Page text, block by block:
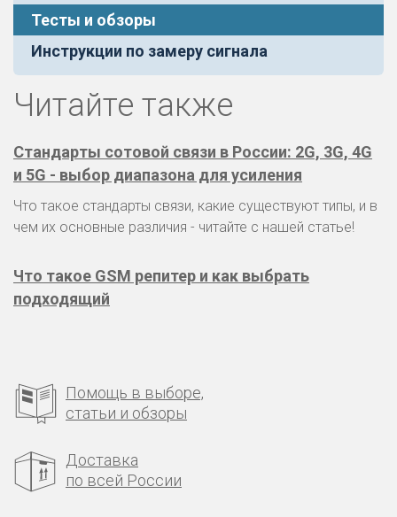
Тесты и обзоры
Инструкции по замеру сигнала
Читайте также
Стандарты сотовой связи в России: 2G, 3G, 4G
и 5G - выбор диапазона для усиления
Что такое стандарты связи, какие существуют типы, и в
чем их основные различия - читайте с нашей статье!
Что такое GSM репитер и как выбрать
подходящий
Помощь в выборе,
статьи и обзоры
Доставка
по всей России